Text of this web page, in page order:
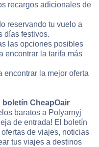
recargos adicionales de
reservando tu vuelo a
días festivos.
las opciones posibles
encontrar la tarifa más
encontrar la mejor oferta
CheapOair
baratos a Polyarnyj
de entrada! El boletín
de viajes, noticias
tus viajes a destinos